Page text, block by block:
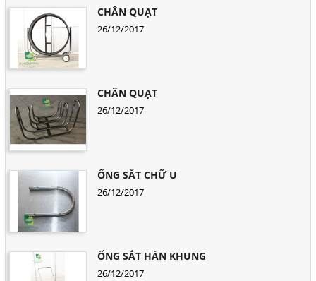
CHÂN QUẠT
26/12/2017
CHÂN QUẠT
26/12/2017
ỐNG SẮT CHỮ U
26/12/2017
ỐNG SẮT HÀN KHUNG
26/12/2017